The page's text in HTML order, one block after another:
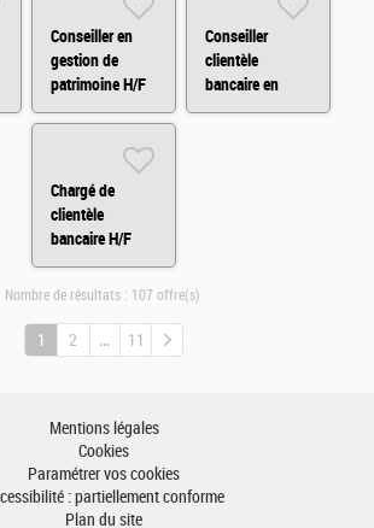
Conseiller en
gestion de
patrimoine H/F
Conseiller
clientèle
bancaire en
ligne Quimper
Chargé de
clientèle
bancaire H/F
Nombre de résultats : 107 offre(s)
1 2 11
Mentions légales
Cookies
Paramétrer vos cookies
: partiellement conforme
Plan du site